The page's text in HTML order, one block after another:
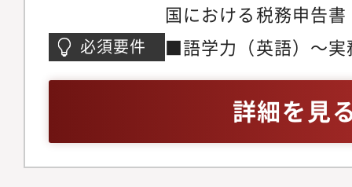
国における税務申告
どの作成と提出およ
国税額控除・租税条
保障協定・在留資格
座の開設・国際送金
野にわたって横断的
必須要件
■語学力（英語）～実
を作成する経験およ
たは海外の会計事務
詳細を見